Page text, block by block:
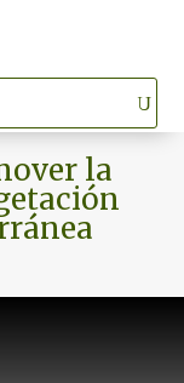
la